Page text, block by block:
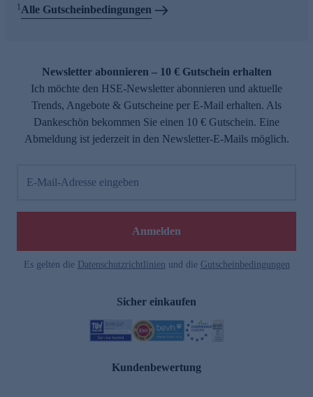
1Alle Gutscheinbedingungen
Newsletter abonnieren – 10 € Gutschein erhalten
Ich möchte den HSE-Newsletter abonnieren und aktuelle
Trends, Angebote & Gutscheine per E-Mail erhalten. Als
Dankeschön bekommen Sie einen 10 € Gutschein. Eine
Abmeldung ist jederzeit in den Newsletter-E-Mails möglich.
E-Mail-Adresse eingeben
Anmelden
Es gelten die Datenschutzrichtlinien und die Gutscheinbedingungen
Sicher einkaufen
Kundenbewertung